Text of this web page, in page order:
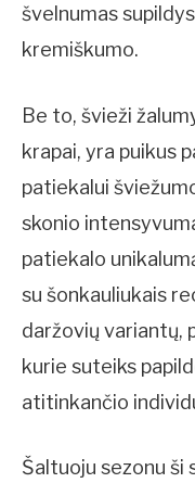
švelnumas
kremiškumo.
Be to, švieži
krapai, yra puikus
patiekalui
skonio
patiekalo
su šonkauliukais
daržovių variantų,
kurie suteiks
atitinkančio
Šaltuoju sezonu ši